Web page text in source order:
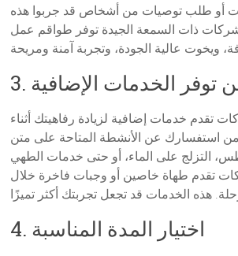
أو طلب توصيات من أشخاص قد جربوا هذه
ذات السمعة الجيدة توفر طواقم عمل
من توفر الخدمات الإضافية
تقدم خدمات إضافية لزيادة رفاهيتك أثناء
من استفسارك عن الأنشطة المتاحة على متن
التزلج على الماء، أو حتى خدمات الطهي
تقدم طهاة خاصين أو وجبات فاخرة خلال
4. اختيار المدة المناسبة